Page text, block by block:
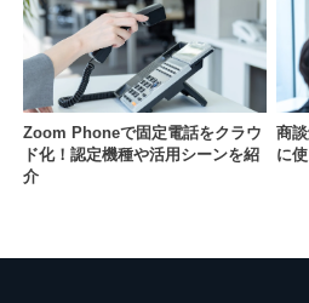
Zoom Phoneで固定電話をクラウ
ド化！認定機種や活用シーンを紹
介
商
に